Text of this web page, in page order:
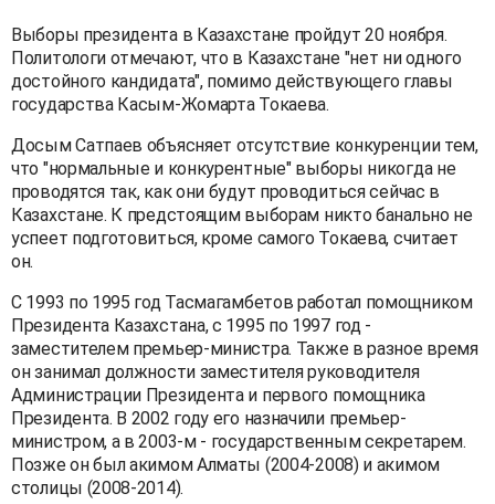
Выборы президента в Казахстане пройдут 20 ноября.
Политологи отмечают, что в Казахстане "нет ни одного
достойного кандидата", помимо действующего главы
государства Касым-Жомарта Токаева.
Досым Сатпаев объясняет отсутствие конкуренции тем,
что "нормальные и конкурентные" выборы никогда не
проводятся так, как они будут проводиться сейчас в
Казахстане. К предстоящим выборам никто банально не
успеет подготовиться, кроме самого Токаева, считает
он.
С 1993 по 1995 год Тасмагамбетов работал помощником
Президента Казахстана, с 1995 по 1997 год -
заместителем премьер-министра. Также в разное время
он занимал должности заместителя руководителя
Администрации Президента и первого помощника
Президента. В 2002 году его назначили премьер-
министром, а в 2003-м - государственным секретарем.
Позже он был акимом Алматы (2004-2008) и акимом
столицы (2008-2014).